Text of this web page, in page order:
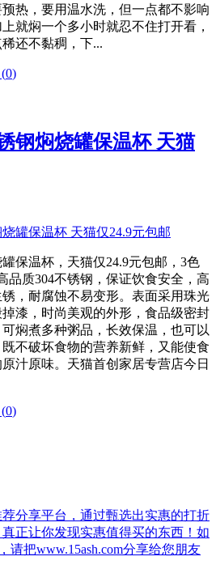
热，要用温水洗，但一点都不影响
就焖一个多小时就忍不住打开看，
还不黏稠，下...
0)
钢焖烧罐保温杯 天猫
保温杯，天猫仅24.9元包邮，3色
品质304不锈钢，保证饮食安全，高
，耐腐蚀不易变形。表面采用珠光
漆，时尚美观的外形，食品级密封
焖煮多种粥品，长效保温，也可以
不破坏食物的营养新鲜，又能使食
汁原味。天猫首创家居专营店今日
0)
分享平台，通过甄选出实惠的打折
正让你发现实惠值得买的东西！如
请把www.15ash.com分享给您朋友